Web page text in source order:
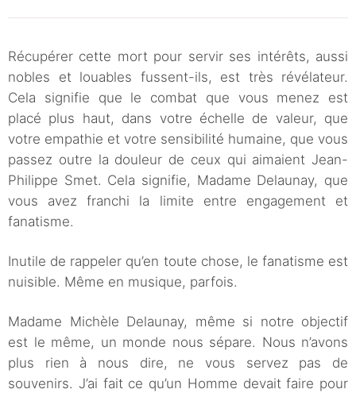
Récupérer cette mort pour servir ses intérêts, aussi
nobles et louables fussent-ils, est très révélateur.
Cela signifie que le combat que vous menez est
placé plus haut, dans votre échelle de valeur, que
votre empathie et votre sensibilité humaine, que vous
passez outre la douleur de ceux qui aimaient Jean-
Philippe Smet. Cela signifie, Madame Delaunay, que
vous avez franchi la limite entre engagement et
fanatisme.
Inutile de rappeler qu’en toute chose, le fanatisme est
nuisible. Même en musique, parfois.
Madame Michèle Delaunay, même si notre objectif
est le même, un monde nous sépare. Nous n’avons
plus rien à nous dire, ne vous servez pas de
souvenirs. J’ai fait ce qu’un Homme devait faire pour